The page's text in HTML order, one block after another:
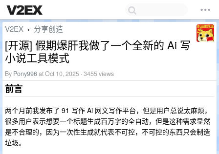
V2EX › 分享创造
[开源] 假期爆肝我做了一个全新的 Ai 写
小说工具模式
By Pony996at Oct 10, 2025 · 3455 views
前言
两个月前我发布了 91 写作 Ai 网文写作平台，但是用户总说太麻烦，
很多用户表示想要一个标题生成百万字的全自动，但是这种需求显然
是不合理的，因为一次性生成就代表不可控，不可控的东西只会制造
垃圾。